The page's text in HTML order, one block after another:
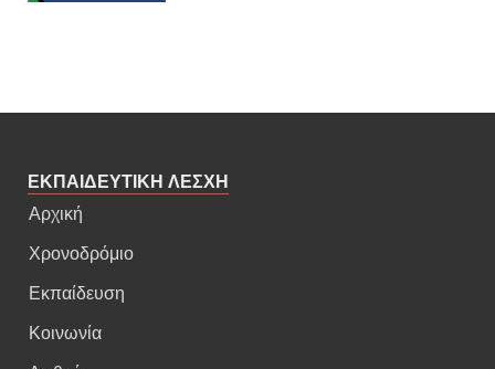
ΕΚΠΑΙΔΕΥΤΙΚΗ ΛΕΣΧΗ
Αρχική
Χρονοδρόμιο
Εκπαίδευση
Κοινωνία